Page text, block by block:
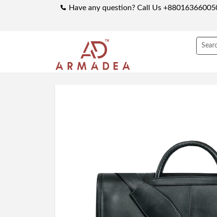
Have any question? Call Us